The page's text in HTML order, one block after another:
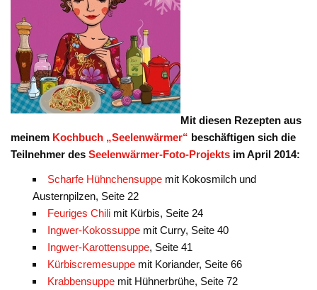
Mit diesen Rezepten aus
meinem Kochbuch „Seelenwärmer“ beschäftigen sich die
Teilnehmer desSeelenwärmer-Foto-Projekts im April 2014:
Scharfe Hühnchensuppemit Kokosmilch und
Austernpilzen, Seite 22
Feuriges Chilimit Kürbis, Seite 24
Ingwer-Kokossuppemit Curry, Seite 40
Ingwer-Karottensuppe, Seite 41
Kürbiscremesuppemit Koriander, Seite 66
Krabbensuppemit Hühnerbrühe, Seite 72